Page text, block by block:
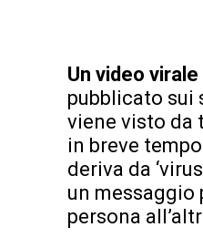
Un video virale
pubblicato sui
viene visto da
in breve
deriva da
un messaggio
persona